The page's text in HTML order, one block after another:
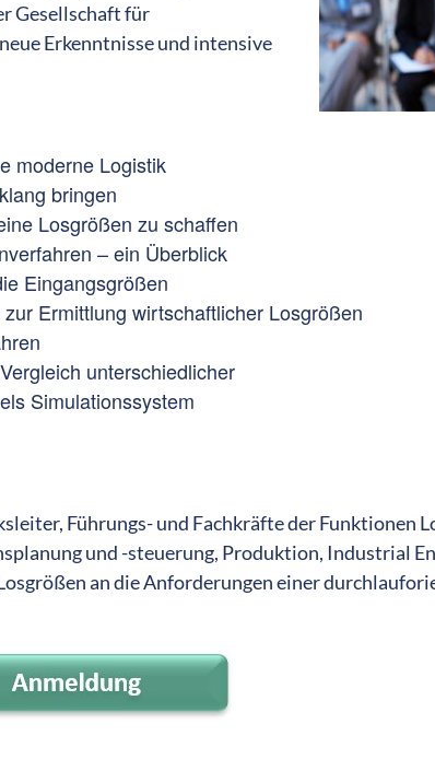
Gesellschaft für
Erkenntnisse und intensive
moderne Logistik
bringen
Losgrößen zu schaffen
– ein Überblick
Eingangsgrößen
Ermittlung wirtschaftlicher Losgrößen
unterschiedlicher
Simulationssystem
Führungs- und Fachkräfte der Funktionen
und -steuerung, Produktion, Industrial
an die Anforderungen einer